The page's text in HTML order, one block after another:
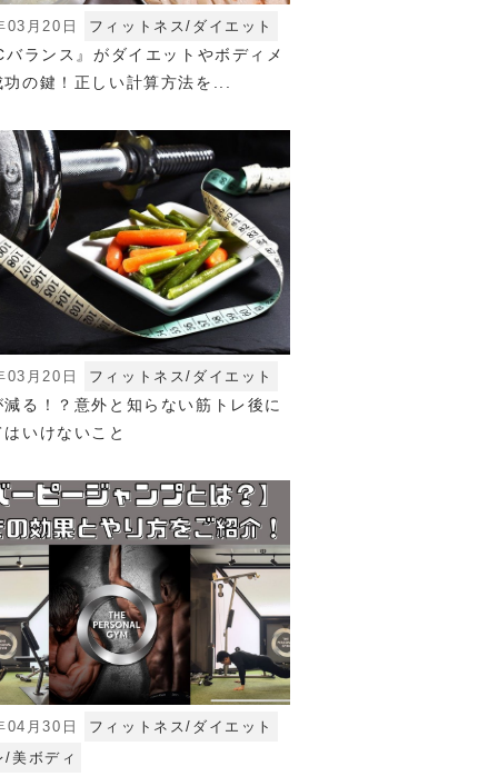
03月20日 フィットネス/ダイエット
バランス』がダイエットやボディメ
功の鍵！正しい計算方法を...
03月20日 フィットネス/ダイエット
減る！？意外と知らない筋トレ後に
いけないこと
04月30日
フィットネス/ダイエット
/美ボディ